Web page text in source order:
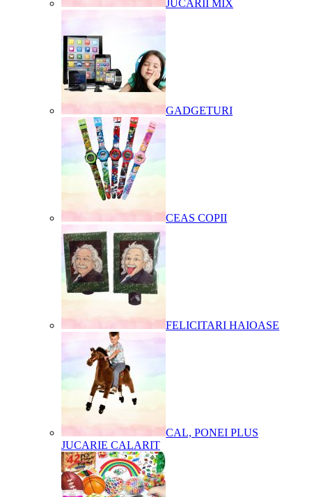
JUCARII MIX
GADGETURI
CEAS COPII
FELICITARI HAIOASE
CAL, PONEI PLUS
JUCARIE CALARIT